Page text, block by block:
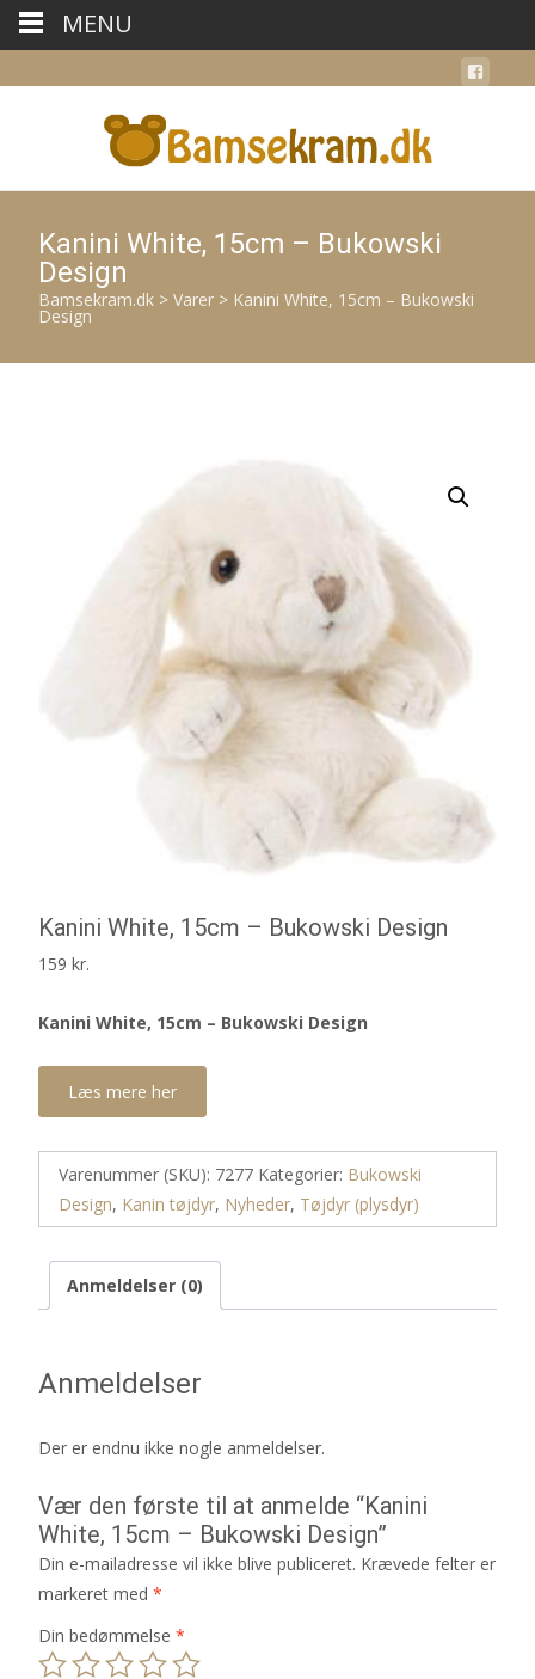
Kanini White, 15cm – Bukowski
Design
Bamsekram.dk > Varer > Kanini White, 15cm – Bukowski
Design
Kanini White, 15cm – Bukowski Design
159 kr.
Kanini White, 15cm – Bukowski Design
Læs mere her
Varenummer (SKU): 7277 Kategorier: Bukowski
Design, Kanin tøjdyr, Nyheder, Tøjdyr (plysdyr)
Anmeldelser (0)
Anmeldelser
Der er endnu ikke nogle anmeldelser.
Vær den første til at anmelde “Kanini
White, 15cm – Bukowski Design”
Din e-mailadresse vil ikke blive publiceret. Krævede felter er
markeret med *
Din bedømmelse *
MENU